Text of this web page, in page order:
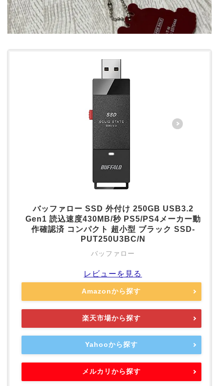
バッファロー SSD 外付け 250GB USB3.2
Gen1 読込速度430MB/秒 PS5/PS4メーカー動
作確認済 コンパクト 超小型 ブラック SSD-
PUT250U3BC/N
バッファロー
レビューを見る
Amazonから探す
楽天市場から探す
Yahooから探す
メルカリから探す